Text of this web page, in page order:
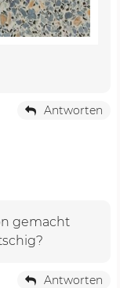
Antworten
gemacht
Antworten